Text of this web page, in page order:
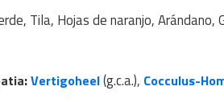
Tila, Hojas de naranjo, Arándano,
:Vertigoheel(g.c.a.), Cocculus-